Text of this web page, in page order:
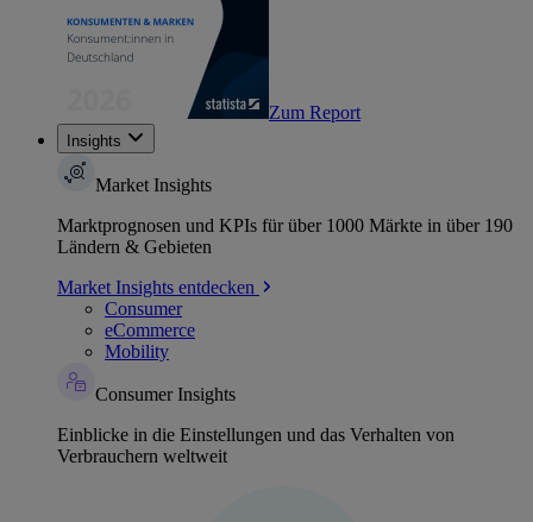
Zum Report
Insights
Market Insights
Marktprognosen und KPIs für über 1000 Märkte in über 190
Ländern & Gebieten
Market Insights entdecken
Consumer
eCommerce
Mobility
Consumer Insights
Einblicke in die Einstellungen und das Verhalten von
Verbrauchern weltweit